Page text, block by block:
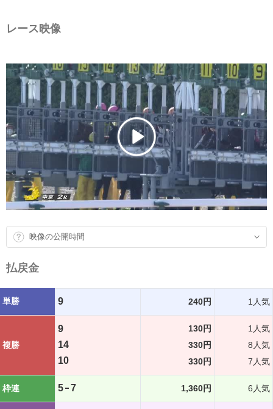
レース映像
映像の公開時間
払戻金
単勝 9 240円 1人気
複勝
9
14
10
130円
330円
330円
1人気
8人気
7人気
枠連 5 7 1,360円 6人気